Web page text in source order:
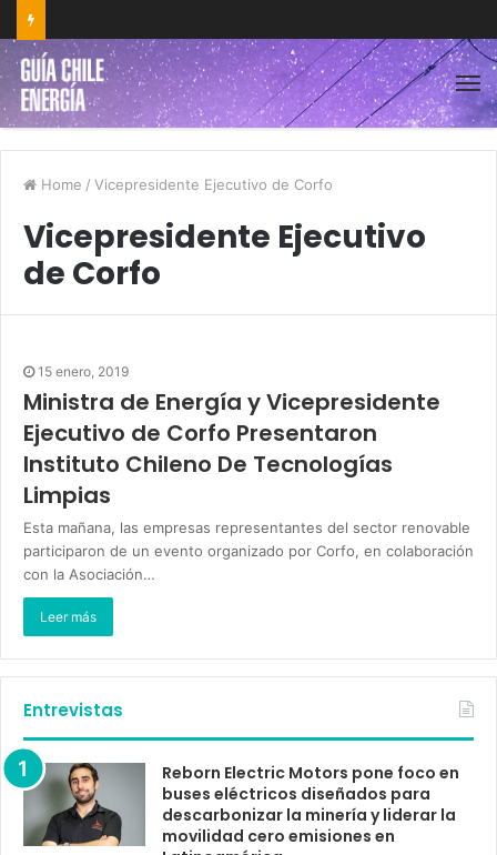
Home / Vicepresidente Ejecutivo de Corfo
Vicepresidente Ejecutivo
de Corfo
15 enero, 2019
Ministra de Energía y Vicepresidente
Ejecutivo de Corfo Presentaron
Instituto Chileno De Tecnologías
Limpias
Esta mañana, las empresas representantes del sector renovable
participaron de un evento organizado por Corfo, en colaboración
con la Asociación…
Leer más
Entrevistas
Reborn Electric Motors pone foco en
buses eléctricos diseñados para
descarbonizar la minería y liderar la
movilidad cero emisiones en